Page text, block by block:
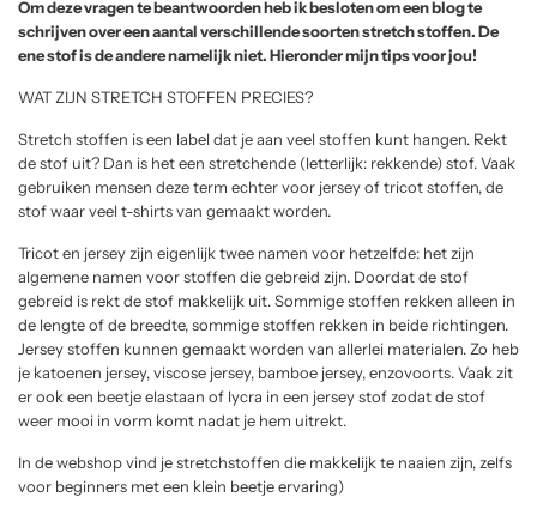
Om deze vragen te beantwoorden heb ik besloten om een blog te
schrijven over een aantal verschillende soorten stretch stoffen. De
ene stof is de andere namelijk niet. Hieronder mijn tips voor jou!
WAT ZIJN STRETCH STOFFEN PRECIES?
Stretch stoffen is een label dat je aan veel stoffen kunt hangen. Rekt
de stof uit? Dan is het een stretchende (letterlijk: rekkende) stof. Vaak
gebruiken mensen deze term echter voor jersey of tricot stoffen, de
stof waar veel t-shirts van gemaakt worden.
Tricot en jersey zijn eigenlijk twee namen voor hetzelfde: het zijn
algemene namen voor stoffen die gebreid zijn. Doordat de stof
gebreid is rekt de stof makkelijk uit. Sommige stoffen rekken alleen in
de lengte of de breedte, sommige stoffen rekken in beide richtingen.
Jersey stoffen kunnen gemaakt worden van allerlei materialen. Zo heb
je katoenen jersey, viscose jersey, bamboe jersey, enzovoorts. Vaak zit
er ook een beetje elastaan of lycra in een jersey stof zodat de stof
weer mooi in vorm komt nadat je hem uitrekt.
In de webshop vind je stretchstoffen die makkelijk te naaien zijn, zelfs
voor beginners met een klein beetje ervaring)